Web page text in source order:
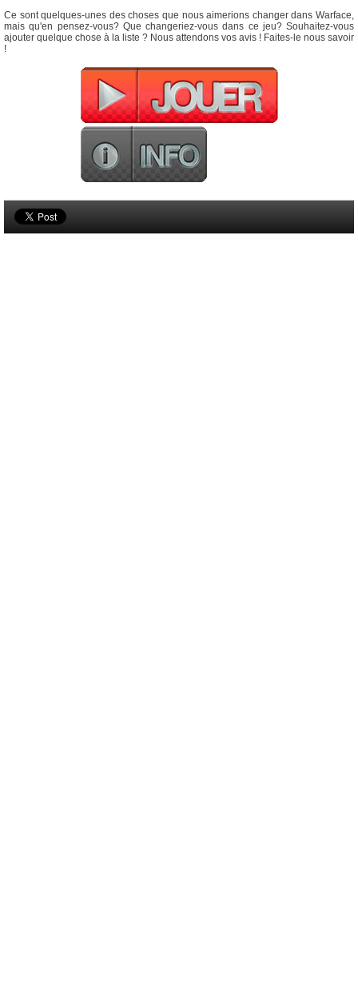
Ce sont quelques-unes des choses que nous aimerions changer dans Warface,
mais qu'en pensez-vous? Que changeriez-vous dans ce jeu? Souhaitez-vous
ajouter quelque chose à la liste ? Nous attendons vos avis ! Faites-le nous savoir
!